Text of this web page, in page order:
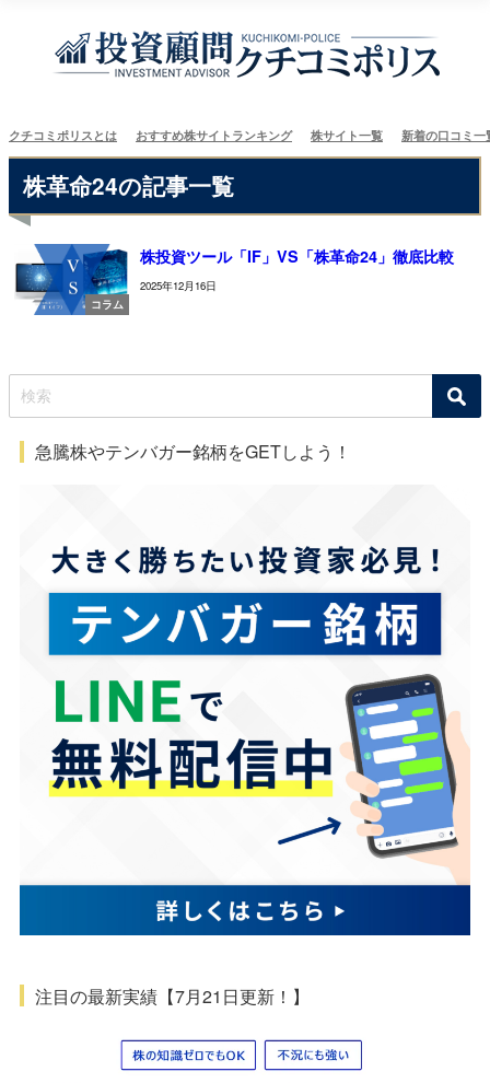
クチコミポリスとは おすすめ株サイトランキング 株サイト一覧 新着の口コミ一
株革命24の記事一覧
コラム
株投資ツール「IF」VS「株革命24」徹底比較
2025年12月16日
急騰株やテンバガー銘柄をGETしよう！
注目の最新実績【7月21日更新！】